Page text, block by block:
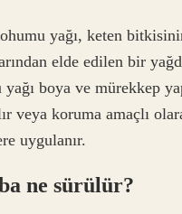
yağı, keten
elde edilen bir
yağı boya ve mürekkep
veya koruma amaçlı
uygulanır.
ne sürülür?